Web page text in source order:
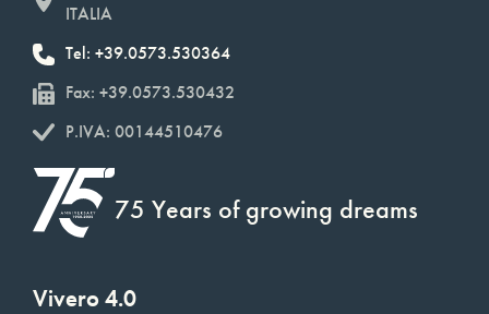
ITALIA
Tel: +39.0573.530364
Fax: +39.0573.530432
P.IVA: 00144510476
75 Years of growing dreams
Vivero 4.0